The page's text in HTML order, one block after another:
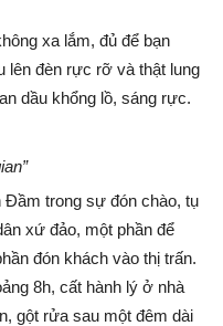
xa lắm, đủ để bạn
lên đèn rực rỡ và thật lung
dầu khổng lồ, sáng rực.
Đầm trong sự đón chào, tụ
xứ đảo, một phần để
đón khách vào thị trấn.
8h, cất hành lý ở nhà
gột rửa sau một đêm dài